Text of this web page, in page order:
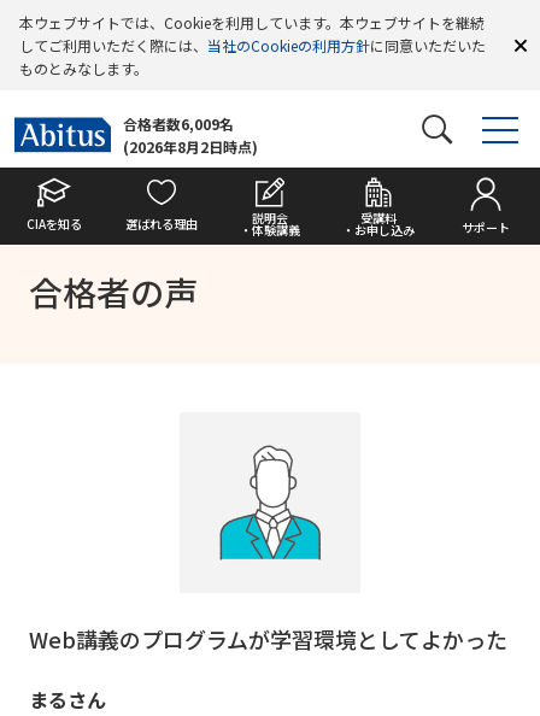
本ウェブサイトでは、Cookieを利用しています。本ウェブサイトを継続
してご利用いただく際には、 当社のCookieの利用方針に同意いただいた
ものとみなします。
合格者数6,009名
(2026年8月2日時点)
CIAを知る 選ばれる理由 説明会
・体験講義
受講料
・お申し込み サポート
合格者の声
Web講義のプログラムが学習環境としてよかった
まるさん